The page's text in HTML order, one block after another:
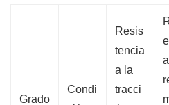
Grado
Condi
Resis
tencia
a la
tracci
al